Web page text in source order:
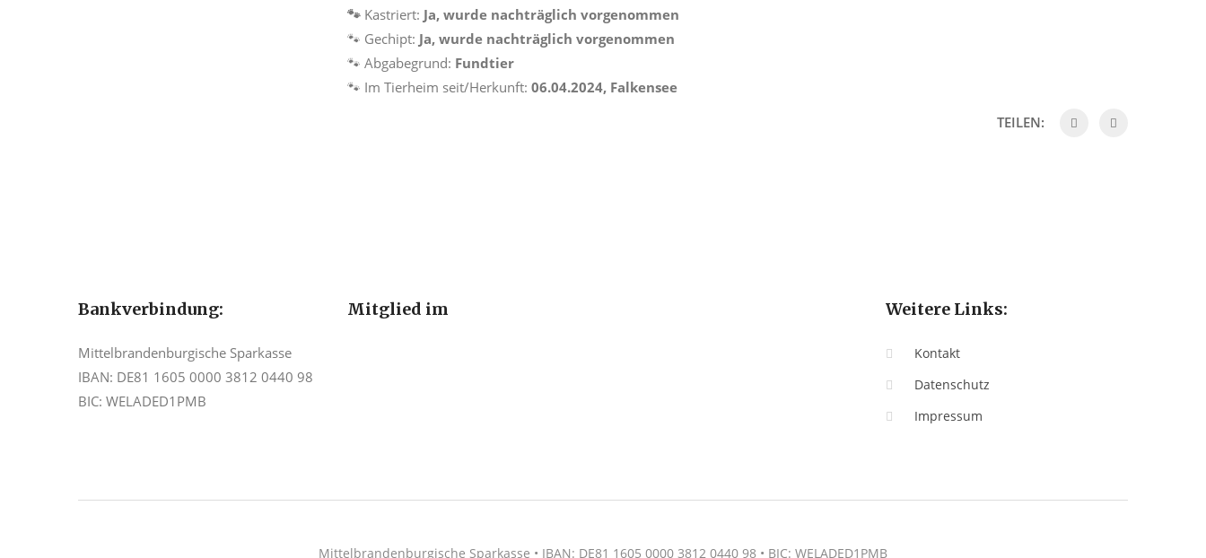
🐾 Kastriert: Ja, wurde nachträglich vorgenommen
🐾 Gechipt: Ja, wurde nachträglich vorgenommen
🐾 Abgabegrund: Fundtier
🐾 Im Tierheim seit/Herkunft: 06.04.2024, Falkensee
TEILEN:
Bankverbindung:
Mittelbrandenburgische Sparkasse
IBAN: DE81 1605 0000 3812 0440 98
BIC: WELADED1PMB
Mitglied im Weitere Links:
Kontakt
Datenschutz
Impressum
Mittelbrandenburgische Sparkasse • IBAN: DE81 1605 0000 3812 0440 98 • BIC: WELADED1PMB